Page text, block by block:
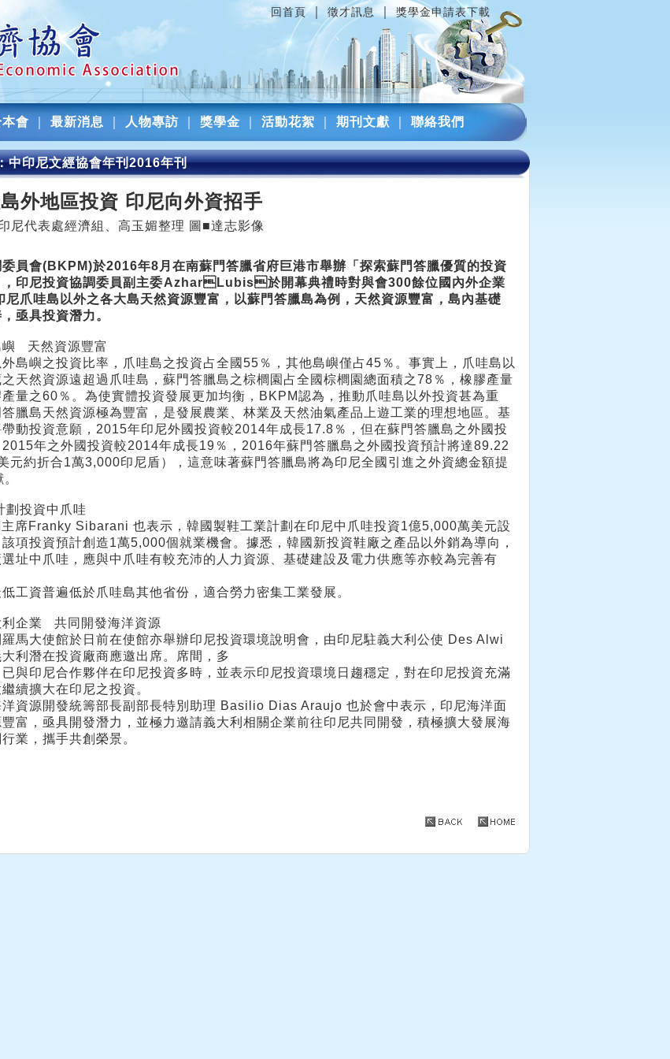
回首頁｜ 徵才訊息｜ 獎學金申請表下載
本會 最新消息 人物專訪 獎學金 活動花絮 期刊文獻 聯絡我們
中印尼文經協會年刊2016年刊
外地區投資 印尼向外資招手
尼代表處經濟組、高玉媚整理 圖■達志影像
員會(BKPM)於2016年8月在南蘇門答臘省府巨港市舉辦「探索蘇門答臘優質的投資
，印尼投資協調委員副主委AzharLubis於開幕典禮時對與會300餘位國內外企業
尼爪哇島以外之各大島天然資源豐富，以蘇門答臘島為例，天然資源豐富，島內基礎
亟具投資潛力。
嶼 天然資源豐富
外島嶼之投資比率，爪哇島之投資占全國55％，其他島嶼僅占45％。事實上，爪哇島以
天然資源遠超過爪哇島，蘇門答臘島之棕櫚園占全國棕櫚園總面積之78％，橡膠產量
量之60％。為使實體投資發展更加均衡，BKPM認為，推動爪哇島以外投資甚為重
臘島天然資源極為豐富，是發展農業、林業及天然油氣產品上遊工業的理想地區。基
動投資意願，2015年印尼外國投資較2014年成長17.8％，但在蘇門答臘島之外國投
2015年之外國投資較2014年成長19％，2016年蘇門答臘島之外國投資預計將達89.22
元約折合1萬3,000印尼盾），這意味著蘇門答臘島將為印尼全國引進之外資總金額提
劃投資中爪哇
席Franky Sibarani 也表示，韓國製鞋工業計劃在印尼中爪哇投資1億5,000萬美元設
項投資預計創造1萬5,000個就業機會。據悉，韓國新投資鞋廠之產品以外銷為導向，
址中爪哇，應與中爪哇有較充沛的人力資源、基礎建設及電力供應等亦較為完善有
工資普遍低於爪哇島其他省份，適合勞力密集工業發展。
利企業 共同開發海洋資源
馬大使館於日前在使館亦舉辦印尼投資環境說明會，由印尼駐義大利公使 Des Alwi
利潛在投資廠商應邀出席。席間，多
與印尼合作夥伴在印尼投資多時，並表示印尼投資環境日趨穩定，對在印尼投資充滿
續擴大在印尼之投資。
洋資源開發統籌部長副部長特別助理 Basilio Dias Araujo 也於會中表示，印尼海洋面
富，亟具開發潛力，並極力邀請義大利相關企業前往印尼共同開發，積極擴大發展海
業，攜手共創榮景。